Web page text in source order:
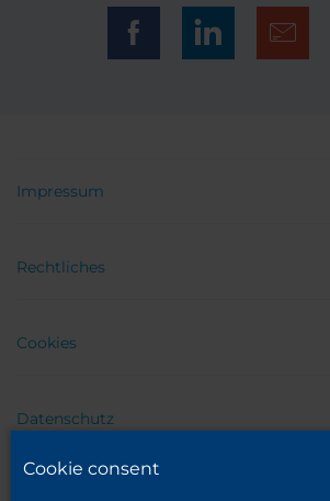
Impressum
Rechtliches
Cookies
Datenschutz
Cookie consent